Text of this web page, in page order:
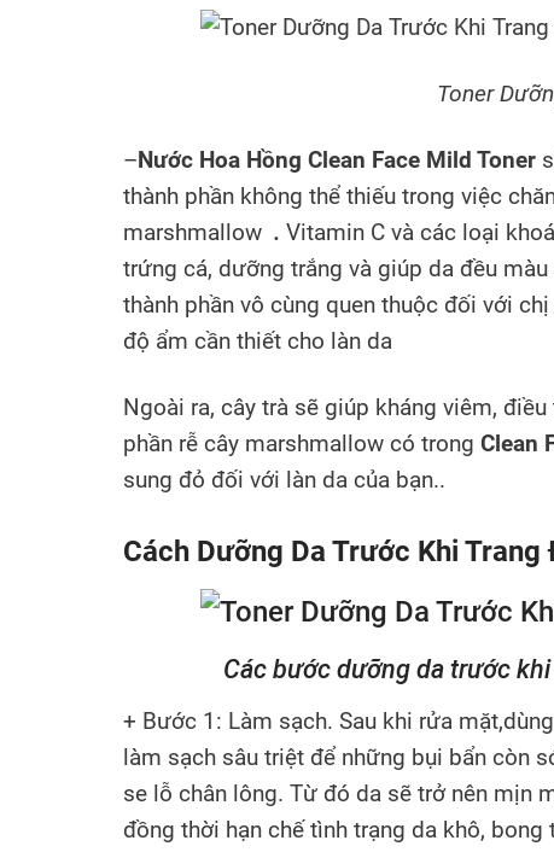
Toner
–Nước Hoa Hồng Clean Face Mild Toner
thành phần không thể thiếu trong việc
marshmallow . Vitamin C và các loại
trứng cá, dưỡng trắng và giúp da đều
thành phần vô cùng quen thuộc đối với
độ ẩm cần thiết cho làn da
Ngoài ra, cây trà sẽ giúp kháng viêm,
phần rễ cây marshmallow có trong Clean
sung đỏ đối với làn da của bạn..
Cách Dưỡng Da Trước Khi Trang
Các bước dưỡng da trước
+ Bước 1: Làm sạch. Sau khi rửa mặt,dùng
làm sạch sâu triệt để những bụi bẩn còn
se lỗ chân lông. Từ đó da sẽ trở nên mịn
đồng thời hạn chế tình trạng da khô,